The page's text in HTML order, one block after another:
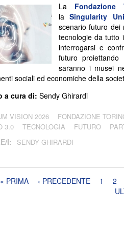
La
laSingularity
scenario futuro dei
tecnologie da tutto
interrogarsi e
futuro
saranno i musei
sociali ed economiche della
a cura di: Sendy Ghirardi
VISION 2026 FONDAZIONE
3.0
TECNOLOGIA FUTURO
I: SENDY GHIRARDI
« PRIMA ‹ PRECEDENTE 1 2